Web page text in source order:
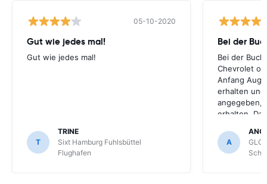
05-10-2020
Gut wie jedes mal!
Gut wie jedes mal!
T
TRINE
Sixt Hamburg Fuhlsbüttel
Flughafen
Bei der
Bei der
Chevrolet
Anfang
erhalten
angegeben,
erhalten.
optimal,
Schönefeld
A